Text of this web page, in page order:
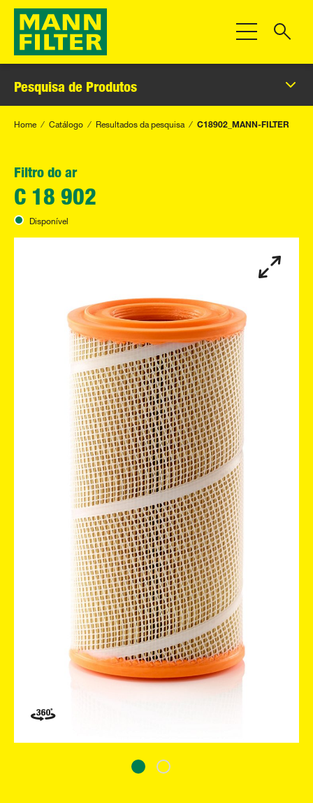
Alternar
Pesquisa de Produtos
Home Catálogo Resultados da pesquisa C18902_MANN-FILTER
Filtro do ar
C 18 902
Disponível